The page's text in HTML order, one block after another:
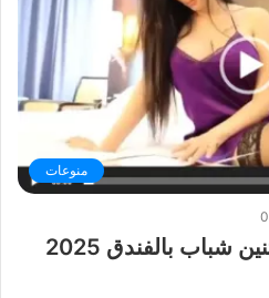
منوعات
0
مقطع ميرا النوري مع اثنين شباب بالفندق 2025